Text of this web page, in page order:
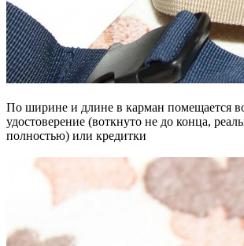
По ширине и длине в карман помещается
удостоверение (воткнуто не до конца,
полностью) или кредитки